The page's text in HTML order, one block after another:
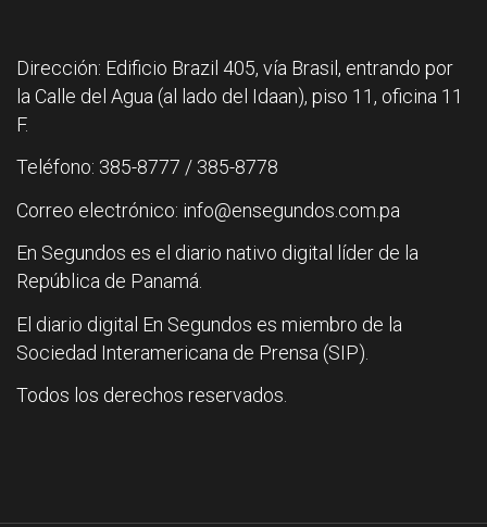
Dirección: Edificio Brazil 405, vía Brasil, entrando por
la Calle del Agua (al lado del Idaan), piso 11, oficina 11
F.
Teléfono: 385-8777 / 385-8778
Correo electrónico: info@ensegundos.com.pa
En Segundos es el diario nativo digital líder de la
República de Panamá.
El diario digital En Segundos es miembro de la
Sociedad Interamericana de Prensa (SIP).
Todos los derechos reservados.